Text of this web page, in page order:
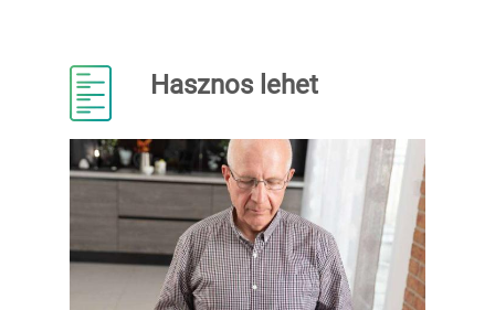
Hasznos lehet